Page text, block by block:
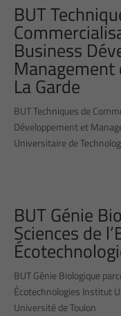
BUT
Business
Management
La Garde
BUT Techniques de
Développement et
Universitaire de
BUT Génie
Sciences de
BUT Génie Biologique
Écotechnologies Institut
Université de Toulon